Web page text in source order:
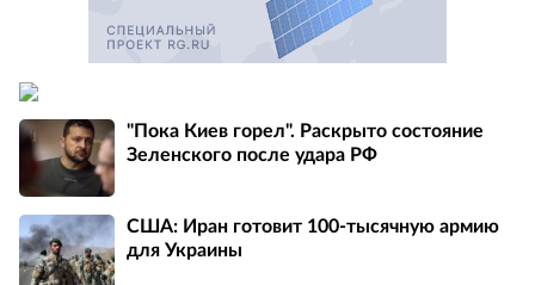
"Пока Киев горел". Раскрыто состояние
Зеленского после удара РФ
США: Иран готовит 100-тысячную армию
для Украины